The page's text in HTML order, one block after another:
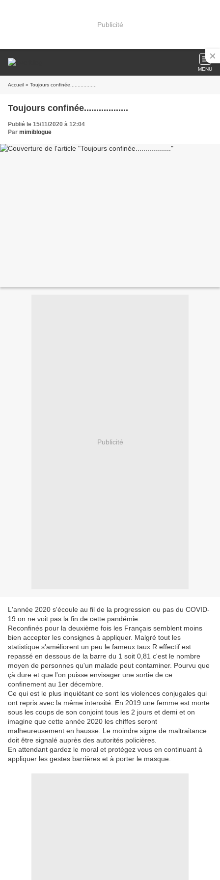
Publicité
MENU
Accueil » Toujours confinée..................
Toujours confinée..................
Publié le 15/11/2020 à 12:04
Par mimiblogue
Publicité
L'année 2020 s'écoule au fil de la progression ou pas du COVID-
19 on ne voit pas la fin de cette pandémie.
Reconfinés pour la deuxième fois les Français semblent moins
bien accepter les consignes à appliquer. Malgré tout les
statistique s'améliorent un peu le fameux taux R effectif est
repassé en dessous de la barre du 1 soit 0,81 c'est le nombre
moyen de personnes qu'un malade peut contaminer. Pourvu que
çà dure et que l'on puisse envisager une sortie de ce
confinement au 1er décembre.
Ce qui est le plus inquiétant ce sont les violences conjugales qui
ont repris avec la même intensité. En 2019 une femme est morte
sous les coups de son conjoint tous les 2 jours et demi et on
imagine que cette année 2020 les chiffes seront
malheureusement en hausse. Le moindre signe de maltraitance
doit être signalé auprès des autorités policières.
En attendant gardez le moral et protégez vous en continuant à
appliquer les gestes barrières et à porter le masque.